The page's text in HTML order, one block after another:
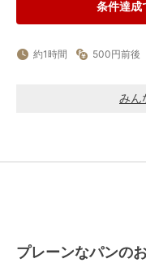
条件達成
約1時間 500円前後
みん
プレーンなパンの